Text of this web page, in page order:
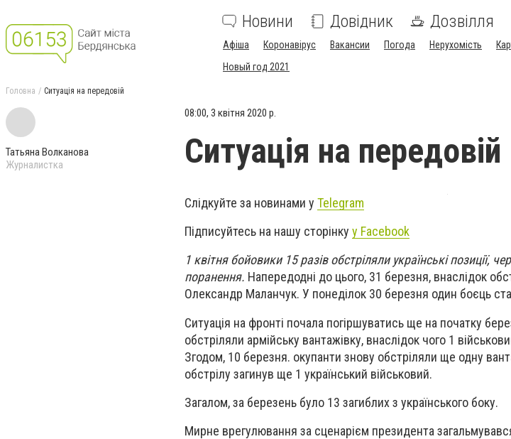
Новини Довідник Дозвілля
Афіша Коронавірус Вакансии Погода Нерухомість
Новый год 2021
Головна Ситуація на передовій
Татьяна Волканова
Журналистка
08:00, 3 квітня 2020 р.
Ситуація на передовій
Слідкуйте за новинами у Telegram
Підписуйтесь на нашу сторінку у Facebook
1 квітня бойовики 15 разів обстріляли українські позиції,
поранення. Напередодні до цього, 31 березня, внаслідок
Олександр Маланчук. У понеділок 30 березня один боєць
Ситуація на фронті почала погіршуватись ще на початку
обстріляли армійську вантажівку, внаслідок чого 1
Згодом, 10 березня. окупанти знову обстріляли ще одну
обстрілу загинув ще 1 український військовий.
Загалом, за березень було 13 загиблих з українського боку.
Мирне врегулювання за сценарієм президента